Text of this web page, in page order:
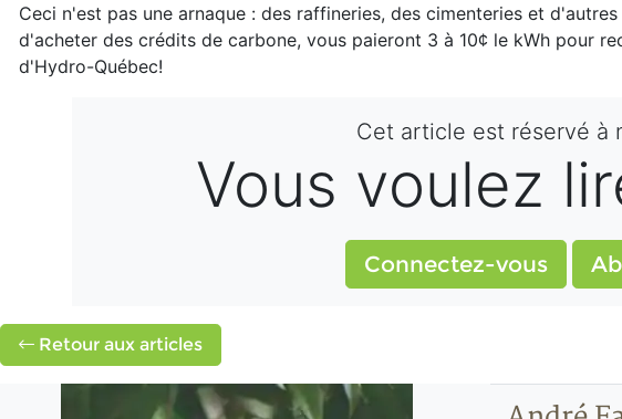
Une borne de recharge parfois gratuite grâce aux crédits de
Ceci n'est pas une arnaque : des raffineries, des cimenteries et
d'acheter des crédits de carbone, vous paieront 3 à 10¢ le kWh pour
d'Hydro-Québec!
Cet article est réservé à
Vous voulez
Connectez-vous
Retour aux articles